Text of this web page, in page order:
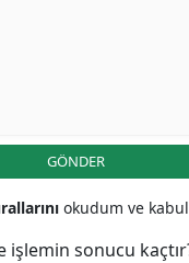
GÖNDER
okudum ve
işlemin sonucu